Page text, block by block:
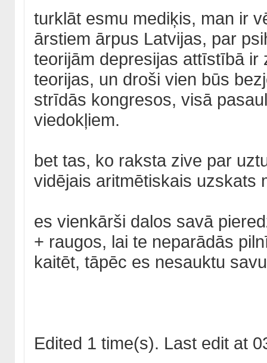
turklāt esmu mediķis, man ir
ārstiem ārpus Latvijas, par
teorijām depresijas attīstībā
teorijas, un droši vien būs
strīdās kongresos, visā
viedokļiem.
bet tas, ko raksta zive par
vidējais aritmētiskais uzskats
es vienkārši dalos savā
+ raugos, lai te neparādās
kaitēt, tāpēc es nesauktu
Edited 1 time(s). Last edit at